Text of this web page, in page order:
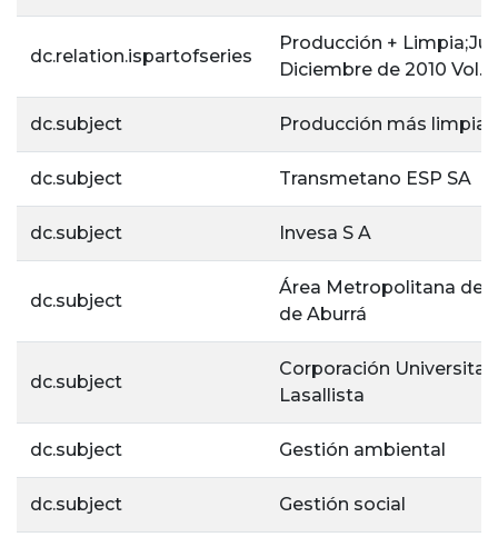
dc.relation.ispartofseries
Producción +
Diciembre de 2010
dc.subject Producción más limpia
dc.subject Transmetano ESP SA
dc.subject Invesa S A
dc.subject
Área Metropolitana del
de Aburrá
dc.subject
Corporación
Lasallista
dc.subject Gestión ambiental
dc.subject Gestión social